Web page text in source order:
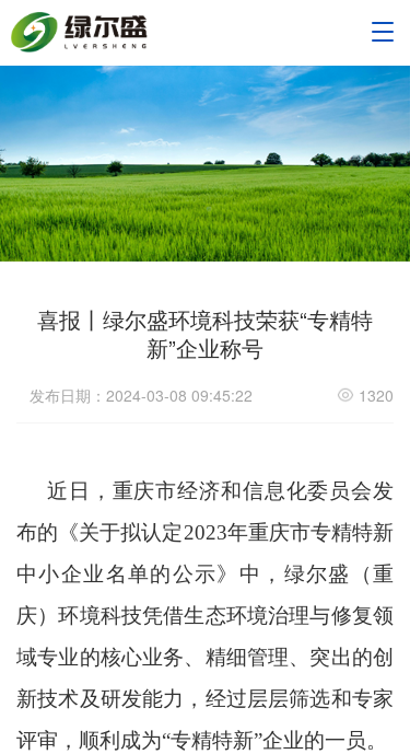
T
g
g
l
e
n
a
v
i
g
喜报丨绿尔盛环境科技荣获“专精特
新”企业称号
发布日期：2024-03-08 09:45:22 1320
近日，重庆市经济和信息化委员会发
布的《关于拟认定2023年重庆市专精特新
中小企业名单的公示》中，绿尔盛（重
庆）环境科技凭借生态环境治理与修复领
域专业的核心业务、精细管理、突出的创
新技术及研发能力，经过层层筛选和专家
评审，顺利成为“专精特新”企业的一员。